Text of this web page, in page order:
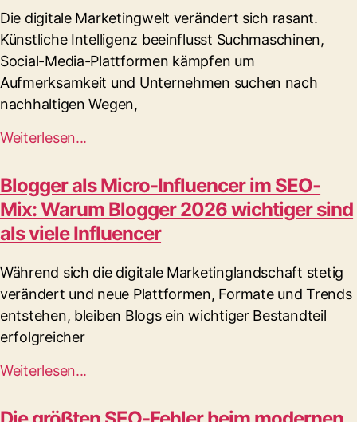
Die digitale Marketingwelt verändert sich rasant.
Künstliche Intelligenz beeinflusst Suchmaschinen,
Social-Media-Plattformen kämpfen um
Aufmerksamkeit und Unternehmen suchen nach
nachhaltigen Wegen,
Weiterlesen...
Blogger als Micro-Influencer im SEO-
Mix: Warum Blogger 2026 wichtiger sind
als viele Influencer
Während sich die digitale Marketinglandschaft stetig
verändert und neue Plattformen, Formate und Trends
entstehen, bleiben Blogs ein wichtiger Bestandteil
erfolgreicher
Weiterlesen...